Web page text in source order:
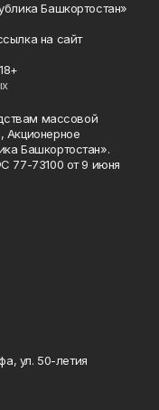
Башкортостан»
на сайт
массовой
Акционерное
Башкортостан».
77-73100 от 9 июня
ул. 50-летия